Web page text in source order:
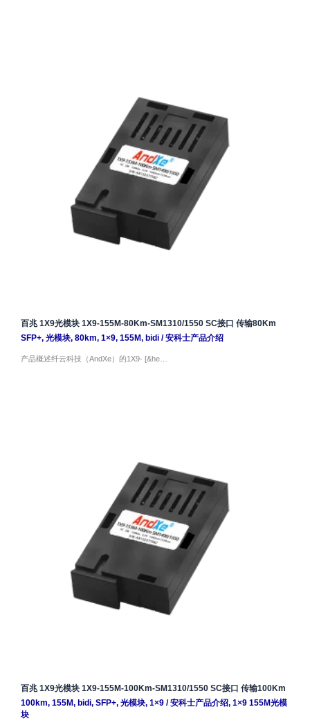
百兆 1X9光模块 1X9-155M-80Km-SM1310/1550 SC接口 传输80Km
SFP+, 光模块, 80km, 1×9, 155M, bidi/安科士产品介绍
产品概述纤云科技（AndXe）的1X9- [&he…
百兆 1X9光模块 1X9-155M-100Km-SM1310/1550 SC接口 传输100Km
100km, 155M, bidi, SFP+, 光模块, 1×9/安科士产品介绍, 1×9 155M光模
块